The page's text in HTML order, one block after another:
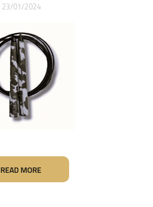
23/01/2024
READ MORE